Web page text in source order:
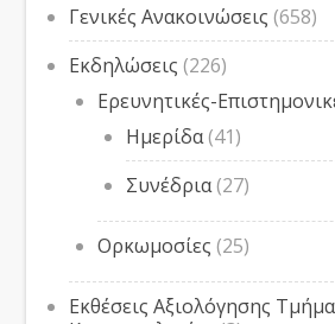
Γενικές Ανακοινώσεις (658)
Εκδηλώσεις (226)
Ερευνητικές-
Ημερίδα(41)
Συνέδρια(27)
Ορκωμοσίες (25)
Εκθέσεις Αξιολόγησης